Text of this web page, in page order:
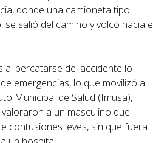
donde una camioneta tipo
se salió del camino y volcó hacia el
al percatarse del accidente lo
emergencias, lo que movilizó a
Municipal de Salud (Imusa),
a un masculino que
contusiones leves, sin que fuera